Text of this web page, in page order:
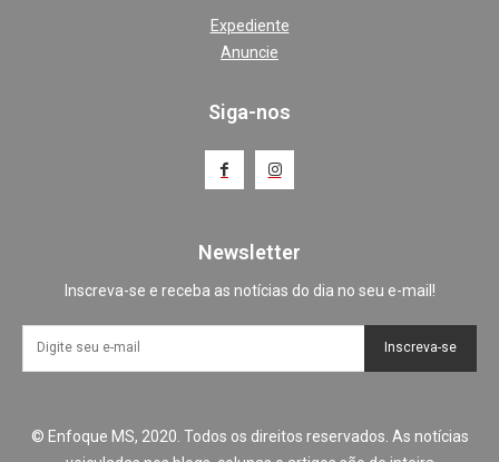
Expediente
Anuncie
Siga-nos
Newsletter
Inscreva-se e receba as notícias do dia no seu e-mail!
Inscreva-se
© Enfoque MS, 2020. Todos os direitos reservados. As notícias